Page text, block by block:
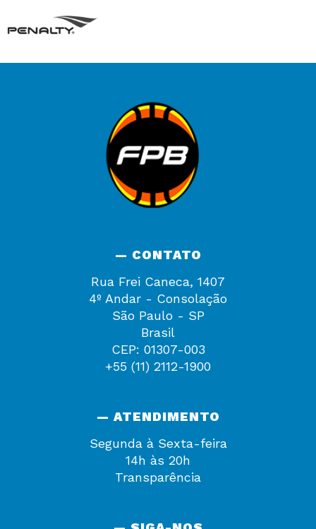
— CONTATO
Rua Frei Caneca, 1407
4º Andar - Consolação
São Paulo - SP
Brasil
CEP: 01307-003
+55 (11) 2112-1900
— ATENDIMENTO
Segunda à Sexta-feira
14h às 20h
Transparência